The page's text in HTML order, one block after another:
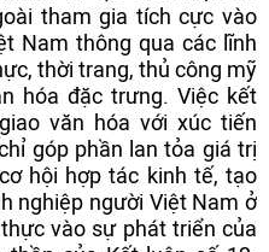
tham gia tích cực vào
Nam thông qua các lĩnh
thời trang, thủ công mỹ
hóa đặc trưng. Việc kết
văn hóa với xúc tiến
góp phần lan tỏa giá trị
hội hợp tác kinh tế, tạo
nghiệp người Việt Nam ở
vào sự phát triển của